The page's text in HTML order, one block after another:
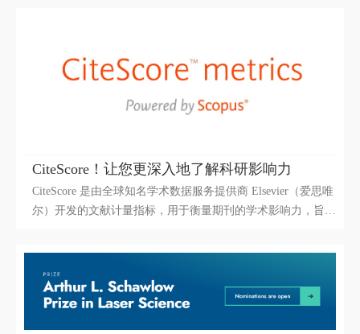
色服务。
CiteScore！让您更深入地了解科研影响力
CiteScore 是由全球知名学术数据服务提供商 Elsevier（爱思唯
尔）开发的文献计量指标，用于衡量期刊的学术影响力，旨在